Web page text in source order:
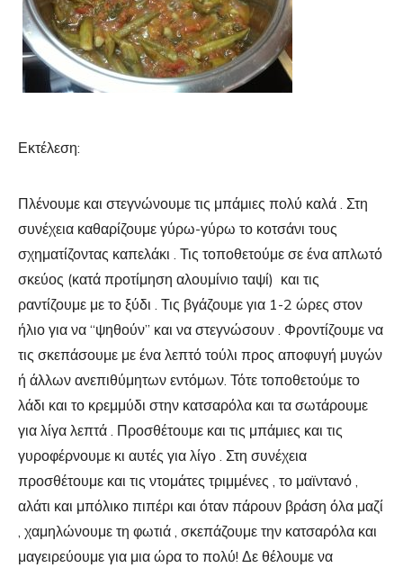
Εκτέλεση:
Πλένουμε και στεγνώνουμε τις μπάμιες πολύ καλά . Στη
συνέχεια καθαρίζουμε γύρω-γύρω το κοτσάνι τους
σχηματίζοντας καπελάκι . Τις τοποθετούμε σε ένα απλωτό
σκεύος (κατά προτίμηση αλουμίνιο ταψί) και τις
ραντίζουμε με το ξύδι . Τις βγάζουμε για 1-2 ώρες στον
ήλιο για να “ψηθούν” και να στεγνώσουν . Φροντίζουμε να
τις σκεπάσουμε με ένα λεπτό τούλι προς αποφυγή μυγών
ή άλλων ανεπιθύμητων εντόμων. Τότε τοποθετούμε το
λάδι και το κρεμμύδι στην κατσαρόλα και τα σωτάρουμε
για λίγα λεπτά . Προσθέτουμε και τις μπάμιες και τις
γυροφέρνουμε κι αυτές για λίγο . Στη συνέχεια
προσθέτουμε και τις ντομάτες τριμμένες , το μαϊντανό ,
αλάτι και μπόλικο πιπέρι και όταν πάρουν βράση όλα μαζί
, χαμηλώνουμε τη φωτιά , σκεπάζουμε την κατσαρόλα και
μαγειρεύουμε για μια ώρα το πολύ! Δε θέλουμε να